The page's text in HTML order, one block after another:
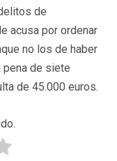
de
acusa por ordenar
no los de haber
pena de siete
de 45.000 euros.